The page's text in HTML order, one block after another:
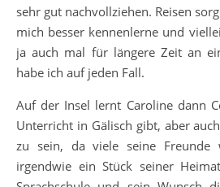
sehr gut nachvollziehen. Reisen
mich besser kennenlerne und
ja auch mal für längere Zeit an
habe ich auf jeden Fall.
Auf der Insel lernt Caroline dann
Unterricht in Gälisch gibt, aber
zu sein, da viele seine Freunde
irgendwie ein Stück seiner